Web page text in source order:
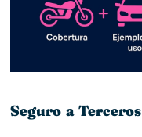
Seguro a Terceros